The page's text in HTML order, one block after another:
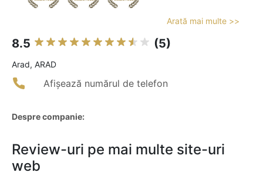
Arată mai multe >>
8.5 (5)
Arad, ARAD
Afișează numărul de telefon
Despre companie:
Review-uri pe mai multe site-uri
web